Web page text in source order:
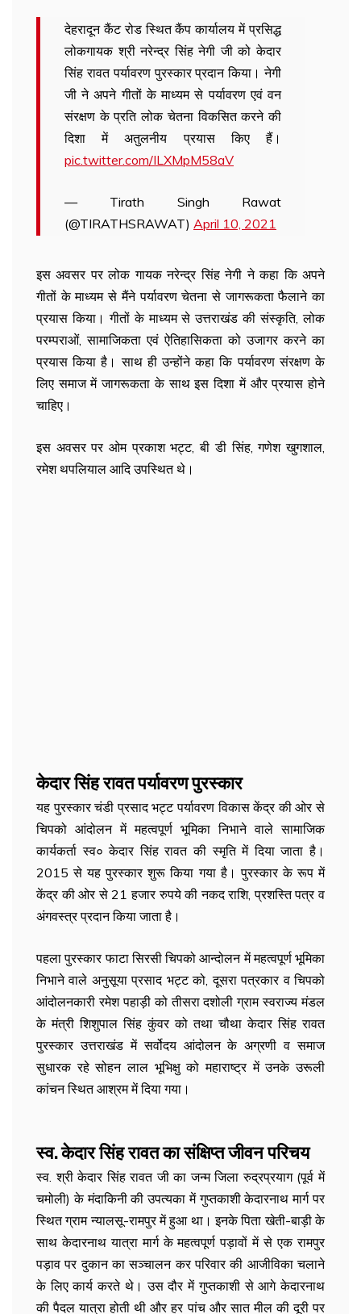
देहरादून कैंट रोड स्थित कैंप कार्यालय में प्रसिद्ध
लोकगायक श्री नरेन्द्र सिंह नेगी जी को केदार
सिंह रावत पर्यावरण पुरस्कार प्रदान किया। नेगी
जी ने अपने गीतों के माध्यम से पर्यावरण एवं वन
संरक्षण के प्रति लोक चेतना विकसित करने की
दिशा में अतुलनीय प्रयास किए हैं।
pic.twitter.com/ILXMpM58aV
— Tirath Singh Rawat
(@TIRATHSRAWAT) April 10, 2021
इस अवसर पर लोक गायक नरेन्द्र सिंह नेगी ने कहा कि अपने
गीतों के माध्यम से मैंने पर्यावरण चेतना से जागरूकता फैलाने का
प्रयास किया। गीतों के माध्यम से उत्तराखंड की संस्कृति, लोक
परम्पराओं, सामाजिकता एवं ऐतिहासिकता को उजागर करने का
प्रयास किया है। साथ ही उन्होंने कहा कि पर्यावरण संरक्षण के
लिए समाज में जागरूकता के साथ इस दिशा में और प्रयास होने
चाहिए।
इस अवसर पर ओम प्रकाश भट्ट, बी डी सिंह, गणेश खुगशाल,
रमेश थपलियाल आदि उपस्थित थे।
केदार सिंह रावत पर्यावरण पुरस्कार
यह पुरस्कार चंडी प्रसाद भट्ट पर्यावरण विकास केंद्र की ओर से
चिपको आंदोलन में महत्वपूर्ण भूमिका निभाने वाले सामाजिक
कार्यकर्ता स्व० केदार सिंह रावत की स्मृति में दिया जाता है।
2015 से यह पुरस्कार शुरू किया गया है।पुरस्कार के रूप में
केंद्र की ओर से 21 हजार रुपये की नकद राशि, प्रशस्ति पत्र व
अंगवस्त्र प्रदान किया जाता है।
पहला पुरस्कार फाटा सिरसी चिपको आन्दोलन में महत्वपूर्ण भूमिका
निभाने वाले अनुसूया प्रसाद भट्ट को, दूसरा पत्रकार व चिपको
आंदोलनकारी रमेश पहाड़ी को तीसरा दशोली ग्राम स्वराज्य मंडल
के मंत्री शिशुपाल सिंह कुंवर को तथा चौथा केदार सिंह रावत
पुरस्कार उत्तराखंड में सर्वोदय आंदोलन के अग्रणी व समाज
सुधारक रहे सोहन लाल भूभिक्षु को महाराष्ट्र में उनके उरूली
कांचन स्थित आश्रम में दिया गया।
स्व. केदार सिंह रावत का संक्षिप्त जीवन परिचय
स्व. श्री केदार सिंह रावत जी का जन्म जिला रुद्रप्रयाग (पूर्व में
चमोली) के मंदाकिनी की उपत्यका में गुप्तकाशी केदारनाथ मार्ग पर
स्थित ग्राम न्यालसू-रामपुर में हुआ था। इनके पिता खेती-बाड़ी के
साथ केदारनाथ यात्रा मार्ग के महत्वपूर्ण पड़ावों में से एक रामपुर
पड़ाव पर दुकान का सञ्चालन कर परिवार की आजीविका चलाने
के लिए कार्य करते थे। उस दौर में गुप्तकाशी से आगे केदारनाथ
की पैदल यात्रा होती थी और हर पांच और सात मील की दूरी पर